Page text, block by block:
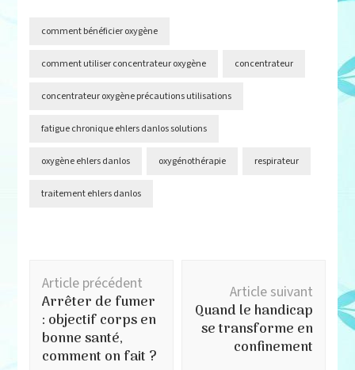
comment bénéficier oxygène
comment utiliser concentrateur oxygène concentrateur
concentrateur oxygène précautions utilisations
fatigue chronique ehlers danlos solutions
oxygène ehlers danlos oxygénothérapie respirateur
traitement ehlers danlos
Navigation
d'article
Article précédent
Arrêter de fumer
: objectif corps en
bonne santé,
comment on fait ?
Article suivant
Quand le handicap
se transforme en
confinement